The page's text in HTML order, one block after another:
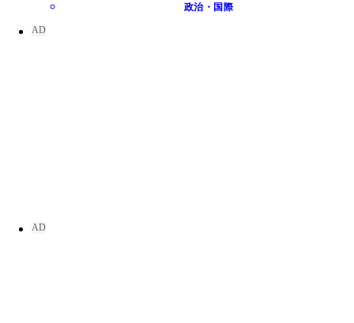
政治・国際